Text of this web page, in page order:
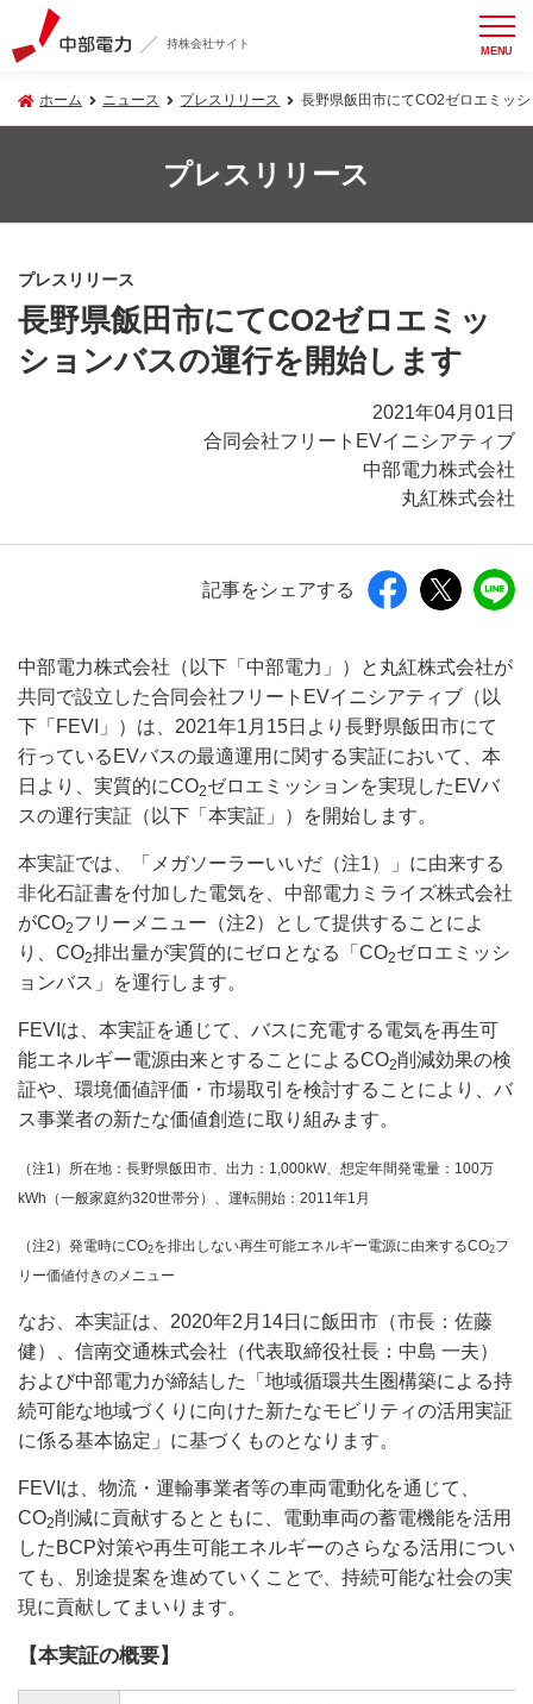
持株会社サイト MENU
ホーム ニュース プレスリリース 長野県飯田市にてCO2ゼロエミッ
プレスリリース
プレスリリース
長野県飯田市にてCO2ゼロエミッ
ションバスの運行を開始します
2021年04月01日
合同会社フリートEVイニシアティブ
中部電力株式会社
丸紅株式会社
記事をシェアする
中部電力株式会社（以下「中部電力」）と丸紅株式会社が
共同で設立した合同会社フリートEVイニシアティブ（以
下「FEVI」）は、2021年1月15日より長野県飯田市にて
行っているEVバスの最適運用に関する実証において、本
日より、実質的にCO2ゼロエミッションを実現したEVバ
スの運行実証（以下「本実証」）を開始します。
本実証では、「メガソーラーいいだ（注1）」に由来する
非化石証書を付加した電気を、中部電力ミライズ株式会社
がCO2フリーメニュー（注2）として提供することによ
り、CO2排出量が実質的にゼロとなる「CO2ゼロエミッシ
ョンバス」を運行します。
FEVIは、本実証を通じて、バスに充電する電気を再生可
能エネルギー電源由来とすることによるCO2削減効果の検
証や、環境価値評価・市場取引を検討することにより、バ
ス事業者の新たな価値創造に取り組みます。
（注1）所在地：長野県飯田市、出力：1,000kW、想定年間発電量：100万
kWh（一般家庭約320世帯分）、運転開始：2011年1月
（注2）発電時にCO2を排出しない再生可能エネルギー電源に由来するCO2フ
リー価値付きのメニュー
なお、本実証は、2020年2月14日に飯田市（市長：佐藤
健）、信南交通株式会社（代表取締役社長：中島 一夫）
および中部電力が締結した「地域循環共生圏構築による持
続可能な地域づくりに向けた新たなモビリティの活用実証
に係る基本協定」に基づくものとなります。
FEVIは、物流・運輸事業者等の車両電動化を通じて、
CO2削減に貢献するとともに、電動車両の蓄電機能を活用
したBCP対策や再生可能エネルギーのさらなる活用につい
ても、別途提案を進めていくことで、持続可能な社会の実
現に貢献してまいります。
【本実証の概要】